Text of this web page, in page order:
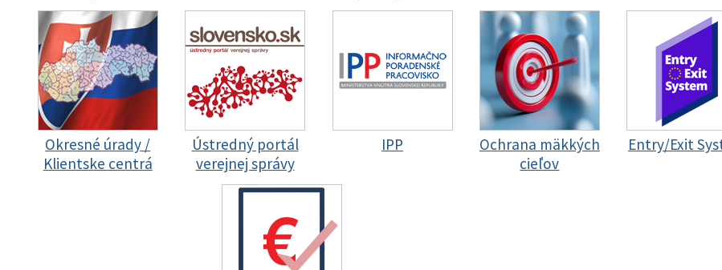
Okresné úrady /
Klientske centrá
Ústredný portál
verejnej správy
IPP
Ochrana mäkkých
cieľov
Entry/Exit